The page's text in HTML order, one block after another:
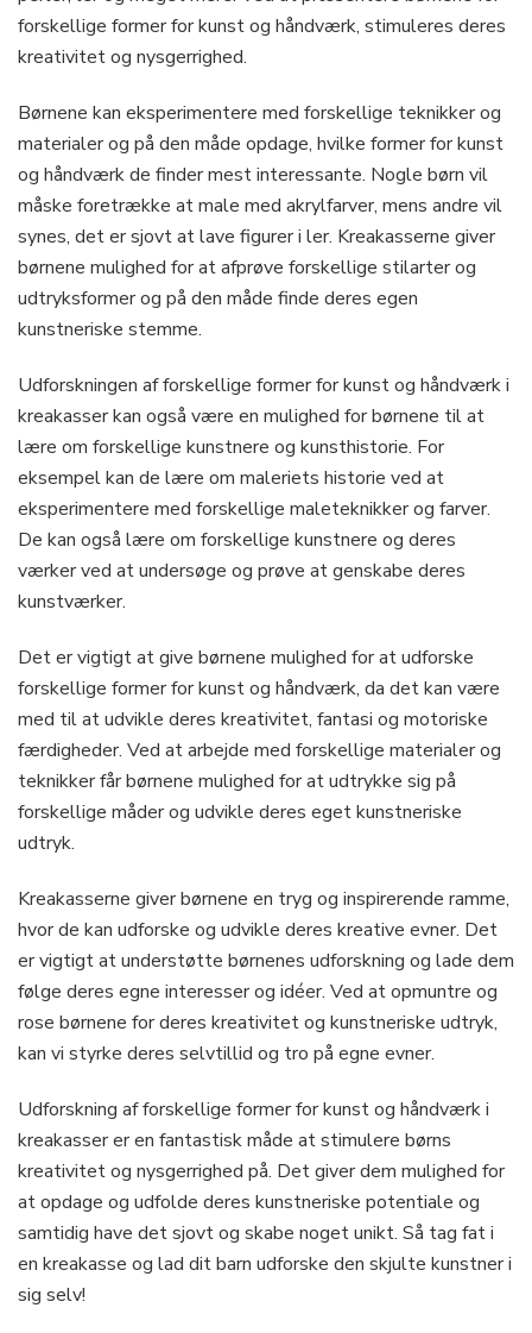
forskellige former for kunst og håndværk, stimuleres deres
kreativitet og nysgerrighed.
Børnene kan eksperimentere med forskellige teknikker og
materialer og på den måde opdage, hvilke former for kunst
og håndværk de finder mest interessante. Nogle børn vil
måske foretrække at male med akrylfarver, mens andre vil
synes, det er sjovt at lave figurer i ler. Kreakasserne giver
børnene mulighed for at afprøve forskellige stilarter og
udtryksformer og på den måde finde deres egen
kunstneriske stemme.
Udforskningen af forskellige former for kunst og håndværk i
kreakasser kan også være en mulighed for børnene til at
lære om forskellige kunstnere og kunsthistorie. For
eksempel kan de lære om maleriets historie ved at
eksperimentere med forskellige maleteknikker og farver.
De kan også lære om forskellige kunstnere og deres
værker ved at undersøge og prøve at genskabe deres
kunstværker.
Det er vigtigt at give børnene mulighed for at udforske
forskellige former for kunst og håndværk, da det kan være
med til at udvikle deres kreativitet, fantasi og motoriske
færdigheder. Ved at arbejde med forskellige materialer og
teknikker får børnene mulighed for at udtrykke sig på
forskellige måder og udvikle deres eget kunstneriske
udtryk.
Kreakasserne giver børnene en tryg og inspirerende ramme,
hvor de kan udforske og udvikle deres kreative evner. Det
er vigtigt at understøtte børnenes udforskning og lade dem
følge deres egne interesser og idéer. Ved at opmuntre og
rose børnene for deres kreativitet og kunstneriske udtryk,
kan vi styrke deres selvtillid og tro på egne evner.
Udforskning af forskellige former for kunst og håndværk i
kreakasser er en fantastisk måde at stimulere børns
kreativitet og nysgerrighed på. Det giver dem mulighed for
at opdage og udfolde deres kunstneriske potentiale og
samtidig have det sjovt og skabe noget unikt. Så tag fat i
en kreakasse og lad dit barn udforske den skjulte kunstner i
sig selv!